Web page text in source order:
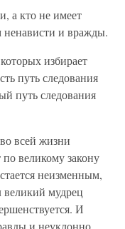
а кто не имеет
ненависти и вражды.
избирает
путь следования
путь следования
всей жизни
по великому закону
неизменным,
великий мудрец
И
и неуклонно